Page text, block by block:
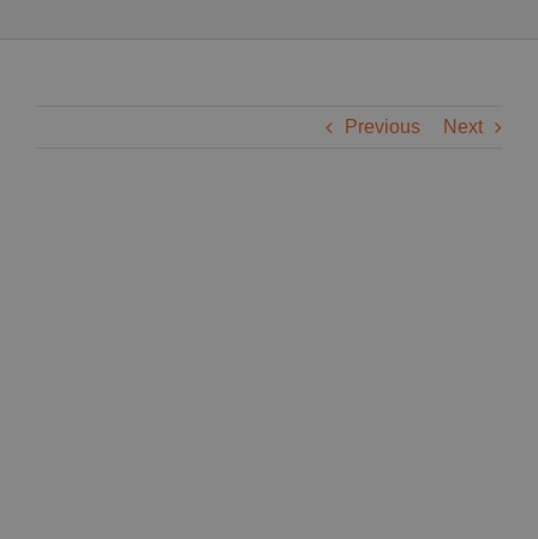
Previous Next